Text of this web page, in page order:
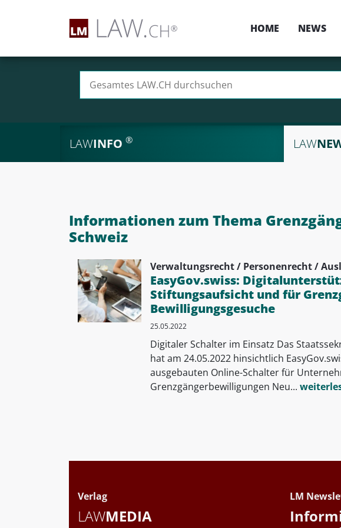
HOME NEWS
LAWINFO ® LAW
Informationen zum Thema
Schweiz
Verwaltungsrecht / Personenrecht /
EasyGov.swiss:
Stiftungsaufsicht und für
Bewilligungsgesuche
25.05.2022
Digitaler Schalter im Einsatz Das
hat am 24.05.2022 hinsichtlich
ausgebauten Online-Schalter für
Grenzgängerbewilligungen Neu...
Verlag
LAWMEDIA
LM